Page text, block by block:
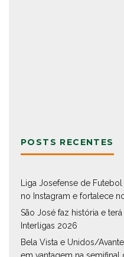
POSTS RECENTES
Liga Josefense de
no Instagram e fortalece
São José faz história e
Interligas 2026
Bela Vista e Unidos/
em vantagem na semifinal